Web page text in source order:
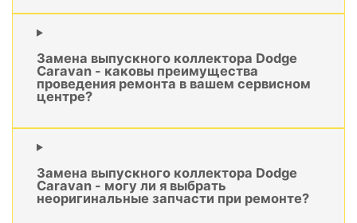
Замена выпускного коллектора Dodge
Caravan - каковы преимущества
проведения ремонта в вашем сервисном
центре?
Замена выпускного коллектора Dodge
Caravan - могу ли я выбрать
неоригинальные запчасти при ремонте?